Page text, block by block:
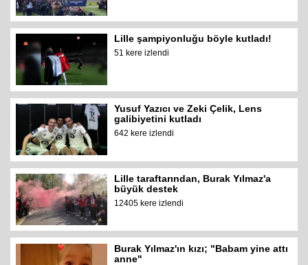
Lille şampiyonluğu böyle kutladı!
51 kere izlendi
Yusuf Yazıcı ve Zeki Çelik, Lens
galibiyetini kutladı
642 kere izlendi
Lille taraftarından, Burak Yılmaz'a
büyük destek
12405 kere izlendi
Burak Yılmaz'ın kızı; "Babam yine attı
anne"